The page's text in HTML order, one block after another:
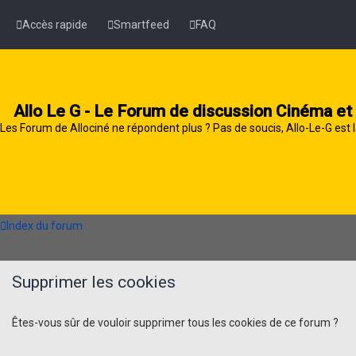
Accès rapide Smartfeed FAQ
Allo Le G - Le Forum de discussion Cinéma
Les Forum de Allociné ne répondent plus ? Pas de soucis, Allo-Le-G est
Index du forum
Supprimer les cookies
Êtes-vous sûr de vouloir supprimer tous les cookies de ce forum ?